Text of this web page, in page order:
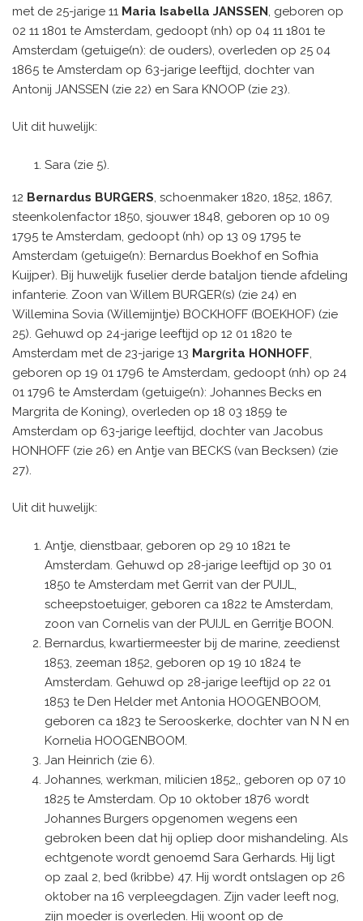
met de 25-jarige 11 Maria Isabella JANSSEN , geboren op
02 11 1801 te Amsterdam, gedoopt (nh) op 04 11 1801 te
Amsterdam (getuige(n): de ouders), overleden op 25 04
1865 te Amsterdam op 63-jarige leeftijd, dochter van
Antonij JANSSEN (zie 22) en Sara KNOOP (zie 23).
Uit dit huwelijk:
Sara (zie 5).
12 Bernardus BURGERS , schoenmaker 1820, 1852, 1867,
steenkolenfactor 1850, sjouwer 1848, geboren op 10 09
1795 te Amsterdam, gedoopt (nh) op 13 09 1795 te
Amsterdam (getuige(n): Bernardus Boekhof en Sofhia
Kuijper). Bij huwelijk fuselier derde bataljon tiende afdeling
infanterie. Zoon van Willem BURGER(s) (zie 24) en
Willemina Sovia (Willemijntje) BOCKHOFF (BOEKHOF) (zie
25). Gehuwd op 24-jarige leeftijd op 12 01 1820 te
Amsterdam met de 23-jarige 13 Margrita HONHOFF
geboren op 19 01 1796 te Amsterdam, gedoopt (nh) op 24
01 1796 te Amsterdam (getuige(n): Johannes Becks en
Margrita de Koning), overleden op 18 03 1859 te
Amsterdam op 63-jarige leeftijd, dochter van Jacobus
HONHOFF (zie 26) en Antje van BECKS (van Becksen) (zie
27).
Uit dit huwelijk:
Antje, dienstbaar, geboren op 29 10 1821 te
Amsterdam. Gehuwd op 28-jarige leeftijd op 30 01
1850 te Amsterdam met Gerrit van der PUIJL,
scheepstoetuiger, geboren ca 1822 te Amsterdam,
zoon van Cornelis van der PUIJL en Gerritje BOON.
Bernardus, kwartiermeester bij de marine, zeedienst
1853, zeeman 1852, geboren op 19 10 1824 te
Amsterdam. Gehuwd op 28-jarige leeftijd op 22 01
1853 te Den Helder met Antonia HOOGENBOOM,
geboren ca 1823 te Serooskerke, dochter van N N en
Kornelia HOOGENBOOM.
Jan Heinrich (zie 6).
Johannes, werkman, milicien 1852,, geboren op 07 10
1825 te Amsterdam. Op 10 oktober 1876 wordt
Johannes Burgers opgenomen wegens een
gebroken been dat hij opliep door mishandeling. Als
echtgenote wordt genoemd Sara Gerhards. Hij ligt
op zaal 2, bed (kribbe) 47. Hij wordt ontslagen op 26
oktober na 16 verpleegdagen. Zijn vader leeft nog,
zijn moeder is overleden. Hij woont op de